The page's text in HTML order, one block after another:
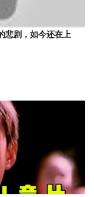
悲剧，如今还在上